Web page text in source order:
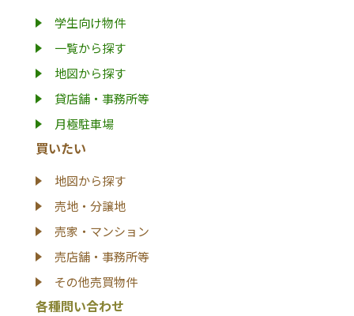
学生向け物件
一覧から探す
地図から探す
貸店舗・事務所等
月極駐車場
買いたい
地図から探す
売地・分譲地
売家・マンション
売店舗・事務所等
その他売買物件
各種問い合わせ